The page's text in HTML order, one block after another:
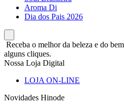
Aroma Di
Dia dos Pais 2026
Receba o melhor da beleza e do
alguns cliques.
Nossa Loja Digital
LOJA ON-LINE
Novidades Hinode